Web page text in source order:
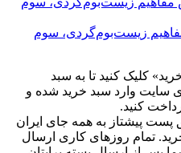
زیست‌بوم‌گردی، سوم
کلیک کنید تا به سبد
سایت وارد سبد خرید شده و
کنید.
پست پیشتاز به همه جای ایران
تمام روزهای کاری ارسال